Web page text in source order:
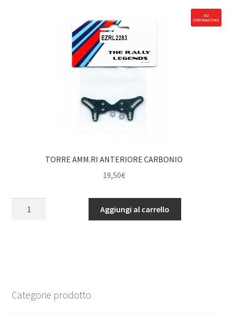
SU
ORDINAZIONE
TORRE AMM.RI ANTERIORE CARBONIO
19,50€
Aggiungi al carrello
Categorie prodotto